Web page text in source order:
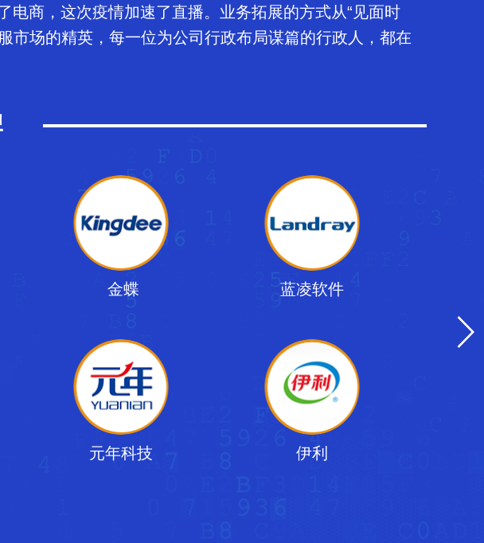
商，这次疫情加速了直播。业务拓展的方式从“见面时
市场的精英，每一位为公司行政布局谋篇的行政人，都在
金蝶 蓝凌软件
元年科技 伊利